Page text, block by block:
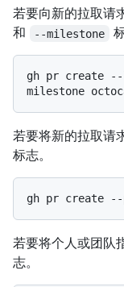
若要向新的拉取请
和 --milestone
gh pr create
若要将新的拉取请
标志。
若要将个人或团队
志。